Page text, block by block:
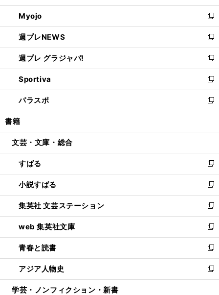
開
く
ウ
で
開
く
ン
ド
ウ
で
開
く
ウ
ィ
ン
ド
ウ
で
開
く
Myojo
新
し
い
ウ
ィ
ン
ド
ウ
で
開
週プレNEWS
新
し
い
ウ
ィ
ン
ド
ウ
開
週プレ グラジャパ!
新
し
い
ウ
ィ
ン
ウ
開
く
Sportiva
新
し
い
ウ
ン
ウ
で
開
く
パラスポ
新
し
ウ
ン
ド
ウ
で
開
く
書籍
文芸・文庫・総合
すばる
新
し
い
ウ
ィ
ン
ド
ウ
で
開
く
小説すばる
新
し
い
ウ
ィ
ン
ド
ウ
で
開
集英社 文芸ステーション
新
し
い
ウ
ィ
ン
ド
ウ
web 集英社文庫
新
し
い
ウ
ィ
ン
青春と読書
新
し
い
ウ
アジア人物史
新
し
学芸・ノンフィクション・新書